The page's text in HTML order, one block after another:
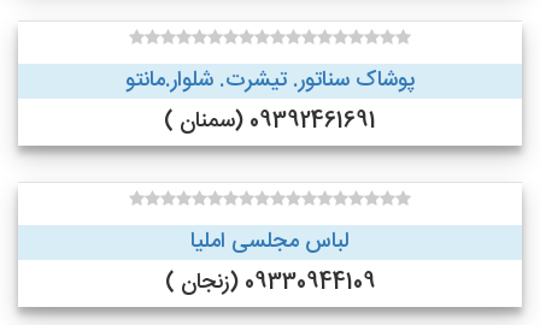
پوشاک سناتور. تیشرت. شلوار.مانتو
09392461691 (سمنان )
لباس مجلسی املیا
09330944109 (زنجان )